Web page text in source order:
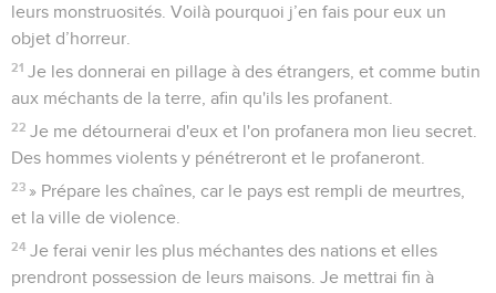
leurs monstruosités. Voilà pourquoi j’en fais pour eux un
objet d’horreur.
21 Je les donnerai en pillage à des étrangers, et comme butin
aux méchants de la terre, afin qu'ils les profanent.
22 Je me détournerai d'eux et l'on profanera mon lieu secret.
Des hommes violents y pénétreront et le profaneront.
23 » Prépare les chaînes, car le pays est rempli de meurtres,
et la ville de violence.
24 Je ferai venir les plus méchantes des nations et elles
prendront possession de leurs maisons. Je mettrai fin à